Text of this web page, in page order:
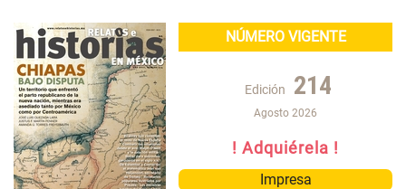
NÚMERO VIGENTE
Edición 214
Agosto 2026
! Adquiérela !
Impresa